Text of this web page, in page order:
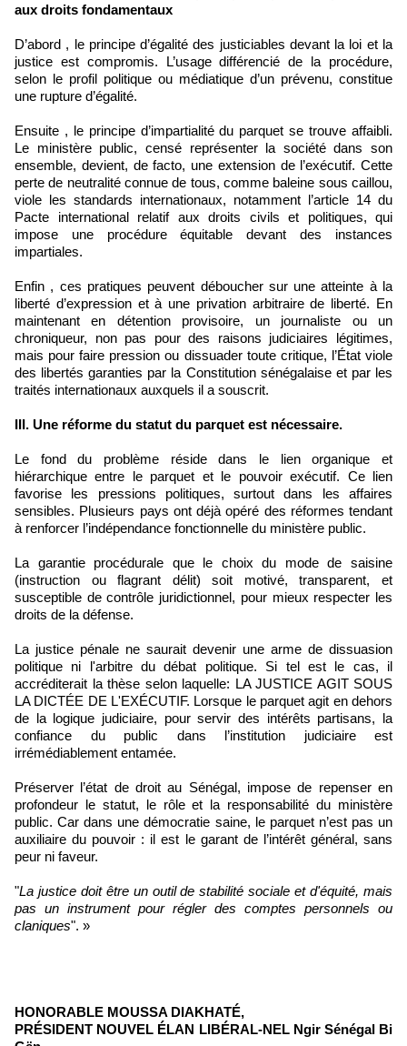
aux droits fondamentaux
D’abord , le principe d’égalité des justiciables devant la loi et la
justice est compromis. L’usage différencié de la procédure,
selon le profil politique ou médiatique d’un prévenu, constitue
une rupture d’égalité.
Ensuite , le principe d’impartialité du parquet se trouve affaibli.
Le ministère public, censé représenter la société dans son
ensemble, devient, de facto, une extension de l’exécutif. Cette
perte de neutralité connue de tous, comme baleine sous caillou,
viole les standards internationaux, notamment l’article 14 du
Pacte international relatif aux droits civils et politiques, qui
impose une procédure équitable devant des instances
impartiales.
Enfin , ces pratiques peuvent déboucher sur une atteinte à la
liberté d’expression et à une privation arbitraire de liberté. En
maintenant en détention provisoire, un journaliste ou un
chroniqueur, non pas pour des raisons judiciaires légitimes,
mais pour faire pression ou dissuader toute critique, l’État viole
des libertés garanties par la Constitution sénégalaise et par les
traités internationaux auxquels il a souscrit.
III. Une réforme du statut du parquet est nécessaire.
Le fond du problème réside dans le lien organique et
hiérarchique entre le parquet et le pouvoir exécutif. Ce lien
favorise les pressions politiques, surtout dans les affaires
sensibles. Plusieurs pays ont déjà opéré des réformes tendant
à renforcer l’indépendance fonctionnelle du ministère public.
La garantie procédurale que le choix du mode de saisine
(instruction ou flagrant délit) soit motivé, transparent, et
susceptible de contrôle juridictionnel, pour mieux respecter les
droits de la défense.
La justice pénale ne saurait devenir une arme de dissuasion
politique ni l'arbitre du débat politique. Si tel est le cas, il
accréditerait la thèse selon laquelle: LA JUSTICE AGIT SOUS
LA DICTÉE DE L'EXÉCUTIF. Lorsque le parquet agit en dehors
de la logique judiciaire, pour servir des intérêts partisans, la
confiance du public dans l’institution judiciaire est
irrémédiablement entamée.
Préserver l’état de droit au Sénégal, impose de repenser en
profondeur le statut, le rôle et la responsabilité du ministère
public. Car dans une démocratie saine, le parquet n’est pas un
auxiliaire du pouvoir : il est le garant de l’intérêt général, sans
peur ni faveur.
"La justice doit être un outil de stabilité sociale et d'équité, mais
pas un instrument pour régler des comptes personnels ou
claniques". »
HONORABLE MOUSSA DIAKHATÉ,
PRÉSIDENT NOUVEL ÉLAN LIBÉRAL-NEL Ngir Sénégal Bi